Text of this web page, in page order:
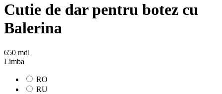
Cutie de dar pentru botez cu
Balerina
650 mdl
Limba
RO
RU